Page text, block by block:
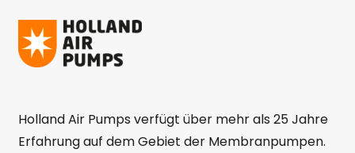
Holland Air Pumps verfügt über mehr als 25 Jahre
Erfahrung auf dem Gebiet der Membranpumpen.